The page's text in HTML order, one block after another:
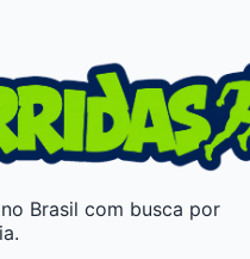
Brasil com busca por